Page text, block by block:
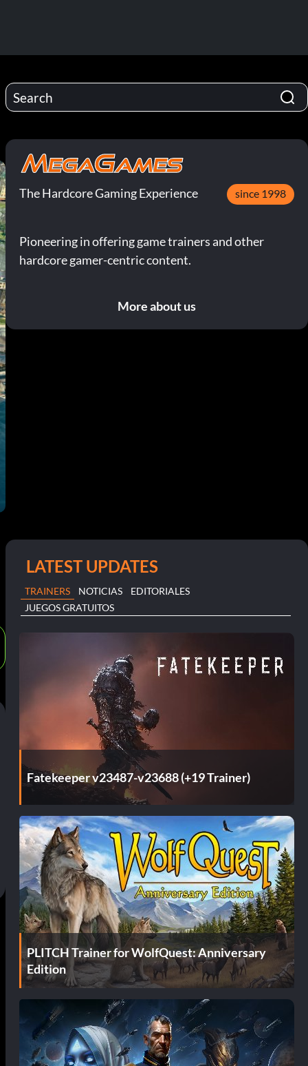
The Hardcore Gaming Experience since 1998
Pioneering in offering game trainers and other
hardcore gamer-centric content.
More about us
LATEST UPDATES
TRAINERS NOTICIAS
EDITORIALES
JUEGOS GRATUITOS
Fatekeeper v23487-v23688 (+19 Trainer)
PLITCH Trainer for WolfQuest: Anniversary
Edition